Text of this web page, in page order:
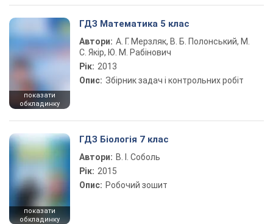
показати
обкладинку
ГДЗ Математика 5 клас
Автори: А. Г. Мерзляк, В. Б. Полонський, М.
С. Якір, Ю. М. Рабінович
Рік: 2013
Опис: Збірник задач і контрольних робіт
показати
обкладинку
ГДЗ Біологія 7 клас
Автори: В. І. Соболь
Рік: 2015
Опис: Робочий зошит